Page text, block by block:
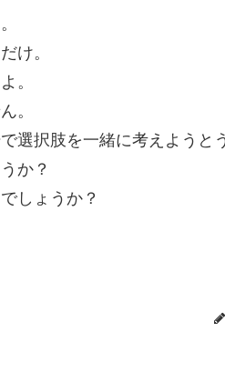
け。
。
。
選択肢を一緒に考えようと
か？
しょうか？